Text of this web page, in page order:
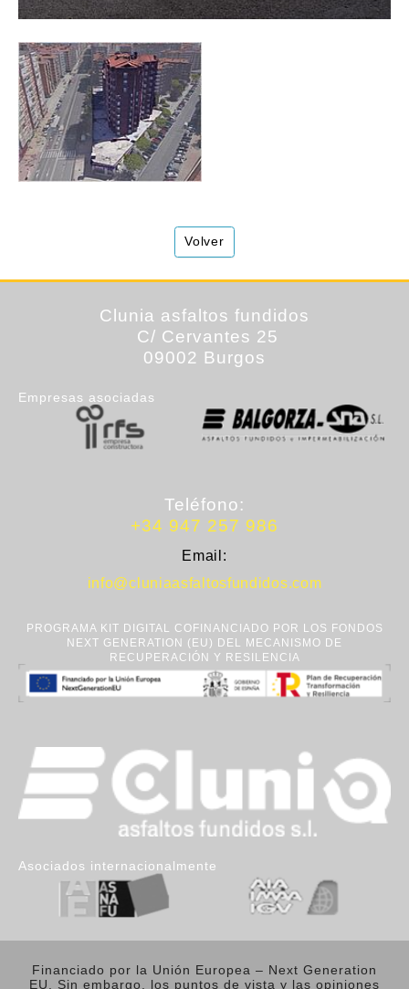
Volver
Clunia asfaltos fundidos
C/ Cervantes 25
09002 Burgos
Empresas asociadas
Teléfono:
+34 947 257 986
Email:
info@cluniaasfaltosfundidos.com
PROGRAMA KIT DIGITAL COFINANCIADO POR LOS FONDOS
NEXT GENERATION (EU) DEL MECANISMO DE
RECUPERACIÓN Y RESILENCIA
Asociados internacionalmente
Financiado por la Unión Europea – Next Generation
EU. Sin embargo, los puntos de vista y las opiniones